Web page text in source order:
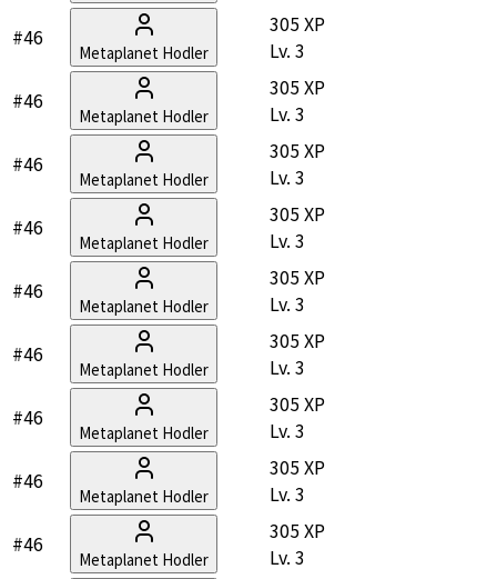
#46
Metaplanet Hodler
305 XP
Lv. 3
#46
Metaplanet Hodler
305 XP
Lv. 3
#46
Metaplanet Hodler
305 XP
Lv. 3
#46
Metaplanet Hodler
305 XP
Lv. 3
#46
Metaplanet Hodler
305 XP
Lv. 3
#46
Metaplanet Hodler
305 XP
Lv. 3
#46
Metaplanet Hodler
305 XP
Lv. 3
#46
Metaplanet Hodler
305 XP
Lv. 3
#46
Metaplanet Hodler
305 XP
Lv. 3